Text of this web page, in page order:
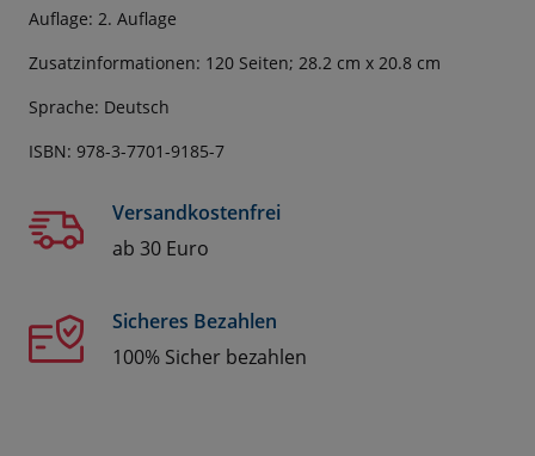
Auflage: 2. Auflage
Zusatzinformationen: 120 Seiten; 28.2 cm x 20.8 cm
Sprache: Deutsch
ISBN: 978-3-7701-9185-7
Versandkostenfrei
ab 30 Euro
Sicheres Bezahlen
100% Sicher bezahlen